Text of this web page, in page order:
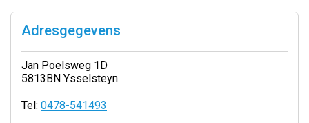
Adresgegevens
Jan Poelsweg 1D
5813BN Ysselsteyn
Tel: 0478-541493